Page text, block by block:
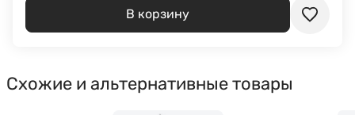
В корзину
Схожие и альтернативные товары